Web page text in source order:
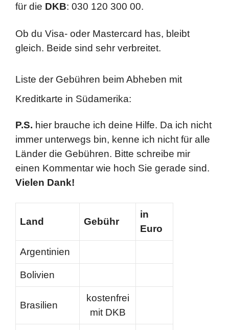
für die DKB: 030 120 300 00.
Ob du Visa- oder Mastercard has, bleibt
gleich. Beide sind sehr verbreitet.
Liste der Gebühren beim Abheben mit
Kreditkarte in Südamerika:
P.S. hier brauche ich deine Hilfe. Da ich nicht
immer unterwegs bin, kenne ich nicht für alle
Länder die Gebühren. Bitte schreibe mir
einen Kommentar wie hoch Sie gerade sind.
Vielen Dank!
Land Gebühr
in
Euro
Argentinien
Bolivien
Brasilien
kostenfrei
mit DKB